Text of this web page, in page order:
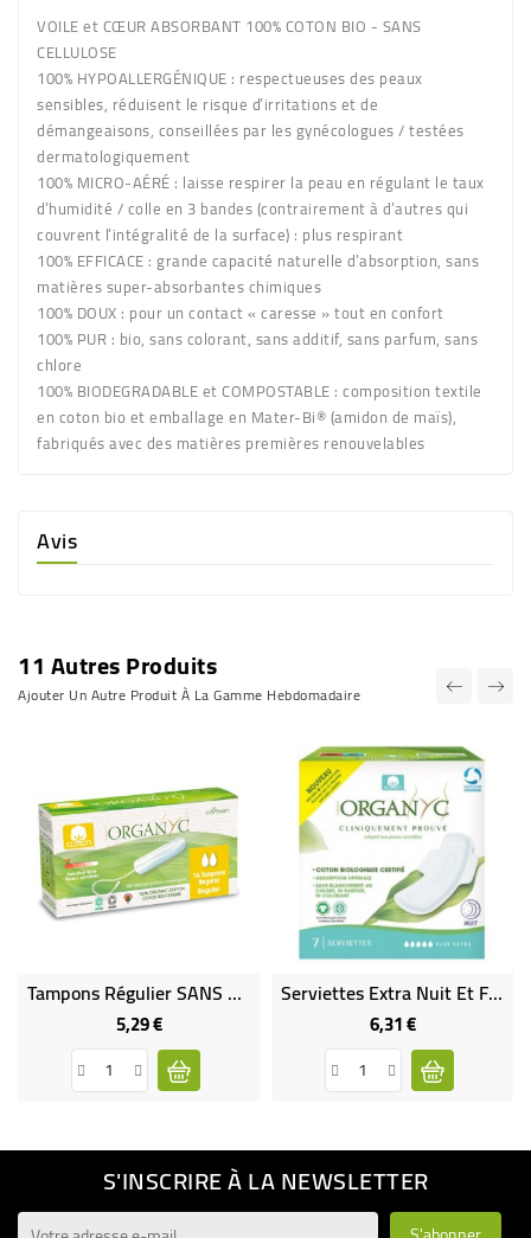
VOILE et CŒUR ABSORBANT 100% COTON BIO - SANS
CELLULOSE
100% HYPOALLERGÉNIQUE : respectueuses des peaux
sensibles, réduisent le risque d’irritations et de
démangeaisons, conseillées par les gynécologues / testées
dermatologiquement
100% MICRO-AÉRÉ : laisse respirer la peau en régulant le taux
d’humidité / colle en 3 bandes (contrairement à d’autres qui
couvrent l’intégralité de la surface) : plus respirant
100% EFFICACE : grande capacité naturelle d’absorption, sans
matières super-absorbantes chimiques
100% DOUX : pour un contact « caresse » tout en confort
100% PUR : bio, sans colorant, sans additif, sans parfum, sans
chlore
100% BIODEGRADABLE et COMPOSTABLE : composition textile
en coton bio et emballage en Mater-Bi® (amidon de maïs),
fabriqués avec des matières premières renouvelables
Avis
11 Autres Produits
Ajouter Un Autre Produit À La Gamme Hebdomadaire
Tampons Régulier SANS Applicateur
5,29 €Prix
Serviettes Extra Nuit Et Flux Très Abondants - VEGAN
6,31 €Prix
S'INSCRIRE À LA NEWSLETTER